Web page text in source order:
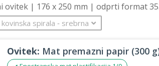
| 176 x 250 mm | odprti format
kovinska spirala ‐ srebrna
Ovitek: Mat premazni papir (300